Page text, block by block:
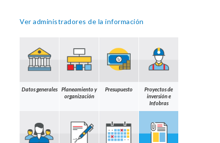
Ver administradores de la información
Datos generales
Planeamiento y
organización
Presupuesto
Proyectos de
inversión e
Infobras